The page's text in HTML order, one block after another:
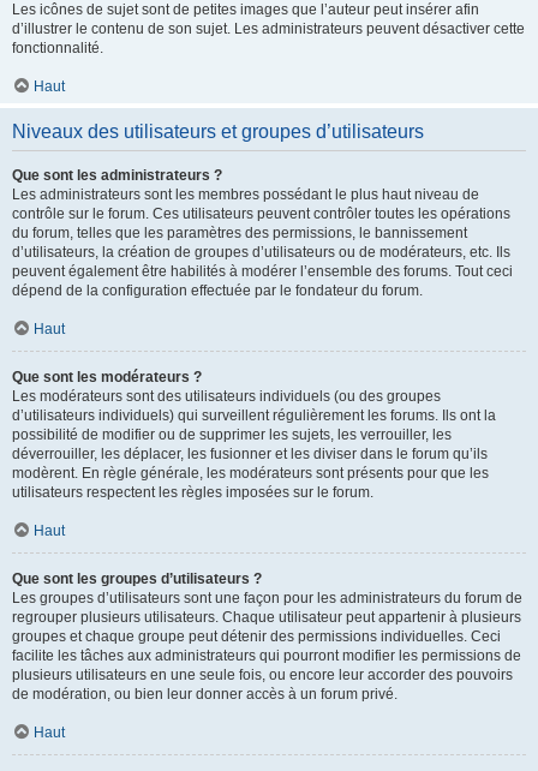
Les icônes de sujet sont de petites images que l’auteur peut insérer afin
d’illustrer le contenu de son sujet. Les administrateurs peuvent désactiver cette
fonctionnalité.
Haut
Niveaux des utilisateurs et groupes d’utilisateurs
Que sont les administrateurs ?
Les administrateurs sont les membres possédant le plus haut niveau de
contrôle sur le forum. Ces utilisateurs peuvent contrôler toutes les opérations
du forum, telles que les paramètres des permissions, le bannissement
d’utilisateurs, la création de groupes d’utilisateurs ou de modérateurs, etc. Ils
peuvent également être habilités à modérer l’ensemble des forums. Tout ceci
dépend de la configuration effectuée par le fondateur du forum.
Haut
Que sont les modérateurs ?
Les modérateurs sont des utilisateurs individuels (ou des groupes
d’utilisateurs individuels) qui surveillent régulièrement les forums. Ils ont la
possibilité de modifier ou de supprimer les sujets, les verrouiller, les
déverrouiller, les déplacer, les fusionner et les diviser dans le forum qu’ils
modèrent. En règle générale, les modérateurs sont présents pour que les
utilisateurs respectent les règles imposées sur le forum.
Haut
Que sont les groupes d’utilisateurs ?
Les groupes d’utilisateurs sont une façon pour les administrateurs du forum de
regrouper plusieurs utilisateurs. Chaque utilisateur peut appartenir à plusieurs
groupes et chaque groupe peut détenir des permissions individuelles. Ceci
facilite les tâches aux administrateurs qui pourront modifier les permissions de
plusieurs utilisateurs en une seule fois, ou encore leur accorder des pouvoirs
de modération, ou bien leur donner accès à un forum privé.
Haut